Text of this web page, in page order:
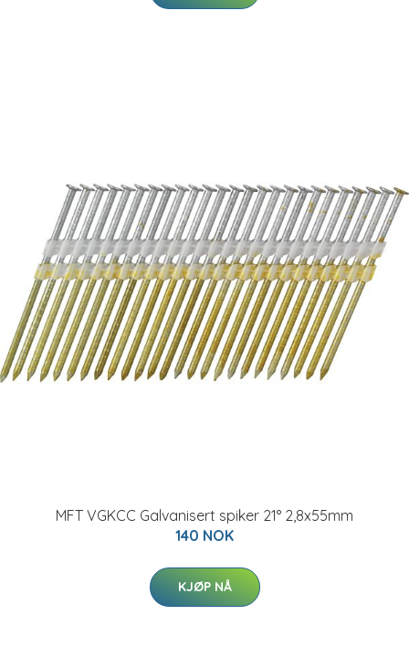
MFT VGKCC Galvanisert spiker 21° 2,8x55mm
140 NOK
KJØP NÅ